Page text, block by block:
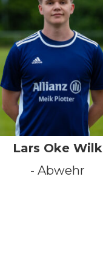
Lars Oke Wilk
- Abwehr